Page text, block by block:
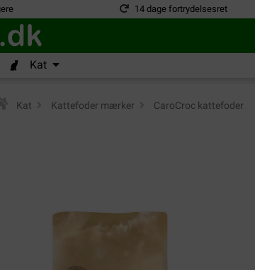
14 dage fortrydelsesret
Kat
Kat Kattefoder mærker CaroCroc kattefoder